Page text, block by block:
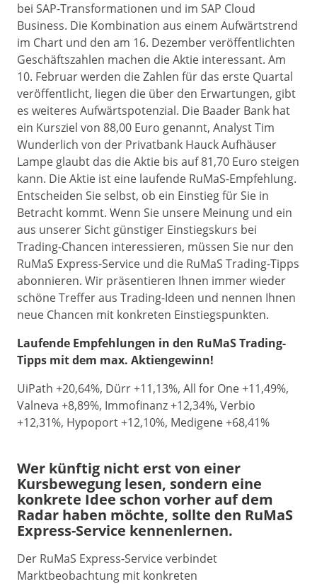
bei SAP-Transformationen und im SAP Cloud
Business. Die Kombination aus einem Aufwärtstrend
im Chart und den am 16. Dezember veröffentlichten
Geschäftszahlen machen die Aktie interessant. Am
10. Februar werden die Zahlen für das erste Quartal
veröffentlicht, liegen die über den Erwartungen, gibt
es weiteres Aufwärtspotenzial. Die Baader Bank hat
ein Kursziel von 88,00 Euro genannt, Analyst Tim
Wunderlich von der Privatbank Hauck Aufhäuser
Lampe glaubt das die Aktie bis auf 81,70 Euro steigen
kann. Die Aktie ist eine laufende RuMaS-Empfehlung.
Entscheiden Sie selbst, ob ein Einstieg für Sie in
Betracht kommt. Wenn Sie unsere Meinung und ein
aus unserer Sicht günstiger Einstiegskurs bei
Trading-Chancen interessieren, müssen Sie nur den
RuMaS Express-Service und die RuMaS Trading-Tipps
abonnieren. Wir präsentieren Ihnen immer wieder
schöne Treffer aus Trading-Ideen und nennen Ihnen
neue Chancen mit konkreten Einstiegspunkten.
Laufende Empfehlungen in den RuMaS Trading-
Tipps mit dem max. Aktiengewinn!
UiPath +20,64%, Dürr +11,13%, All for One +11,49%,
Valneva +8,89%, Immofinanz +12,34%, Verbio
+12,31%, Hypoport +12,10%, Medigene +68,41%
Wer künftig nicht erst von einer
Kursbewegung lesen, sondern eine
konkrete Idee schon vorher auf dem
Radar haben möchte, sollte den RuMaS
Express-Service kennenlernen.
Der RuMaS Express-Service verbindet
Marktbeobachtung mit konkreten